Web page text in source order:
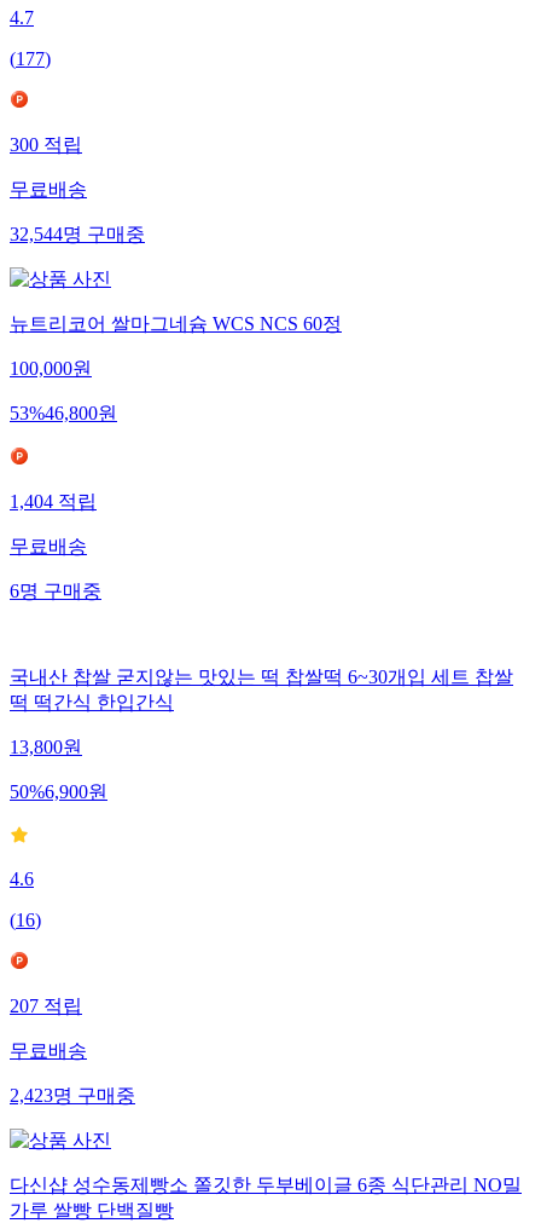
4.7
(177)
300적립
무료배송
32,544명구매중
뉴트리코어 쌀마그네슘 WCS NCS 60정
100,000원
53%46,800원
1,404적립
무료배송
6명구매중
국내산 찹쌀 굳지않는 맛있는 떡 찹쌀떡 6~30개입 세트 찹쌀
떡 떡간식 한입간식
13,800원
50%6,900원
4.6
(16)
207적립
무료배송
2,423명구매중
다신샵 성수동제빵소 쫄깃한 두부베이글 6종 식단관리 NO밀
가루 쌀빵 단백질빵